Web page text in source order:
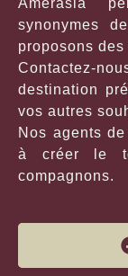
Amerasia
synonymes
proposons
Contactez-
destination
vos autres
Nos agents
à créer le
compagnons.